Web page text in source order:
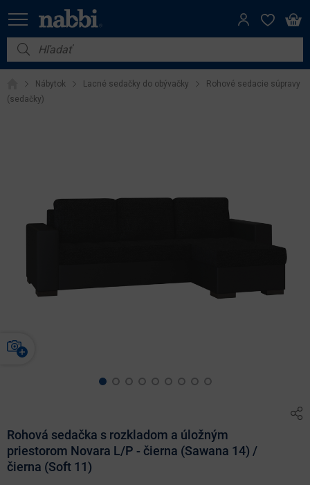
Nábytok
Vybavenie do domácnosti
Nábytok Lacné sedačky do obývačky
Rohové sedacie súpravy
(sedačky)
Rohová sedačka s rozkladom a úložným
priestorom Novara L/P - čierna (Sawana 14) /
čierna (Soft 11)